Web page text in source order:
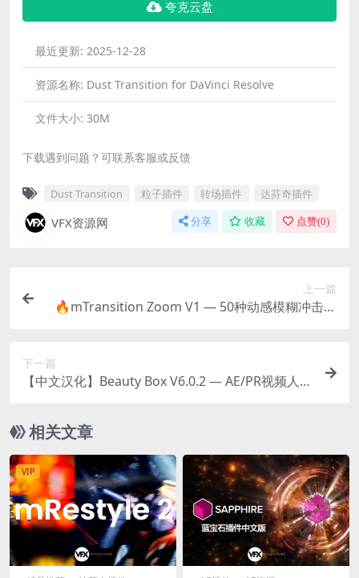
夸克云盘
最近更新: 2025-12-28
资源名称: Dust Transition for DaVinci Resolve
文件大小: 30M
下载遇到问题？可联系客服或反馈
Dust Transition 粒子插件 转场插件 达芬奇插件
VFX资源网 分享 收藏 点赞(0)
上一篇
🔥mTransition Zoom V1 — 50种动感模糊冲击缩
下一篇
【中文汉化】Beauty Box V6.0.2 — AE/PR视频人像
相关文章
VIP